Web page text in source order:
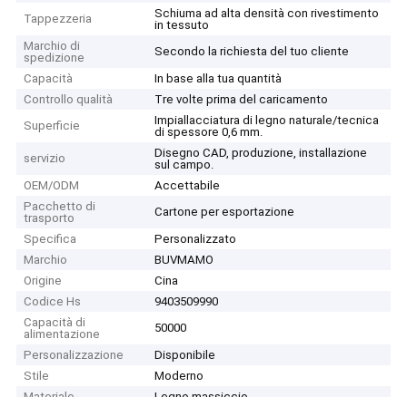
Tappezzeria
Schiuma ad alta densità con rivestimento
in tessuto
Marchio di
spedizione
Secondo la richiesta del tuo cliente
Capacità
In base alla tua quantità
Controllo qualità
Tre volte prima del caricamento
Superficie
Impiallacciatura di legno naturale/tecnica
di spessore 0,6 mm.
servizio
Disegno CAD, produzione, installazione
sul campo.
OEM/ODM
Accettabile
Pacchetto di
trasporto
Cartone per esportazione
Specifica
Personalizzato
Marchio
BUVMAMO
Origine
Cina
Codice Hs
9403509990
Capacità di
alimentazione
50000
Personalizzazione
Disponibile
Stile
Moderno